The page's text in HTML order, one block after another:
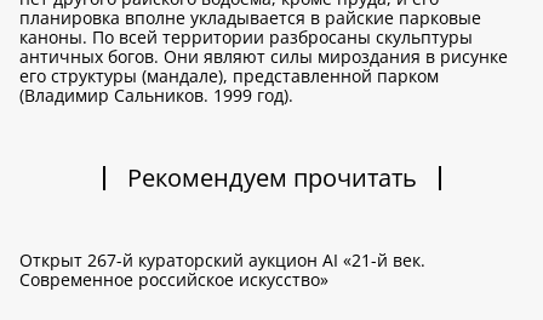
планировка вполне укладывается в райские парковые
каноны. По всей территории разбросаны скульптуры
античных богов. Они являют силы мироздания в рисунке
его структуры (мандале), представленной парком
(Владимир Сальников. 1999 год).
Рекомендуем прочитать
Открыт 267-й кураторский аукцион AI «21-й век.
Современное российское искусство»